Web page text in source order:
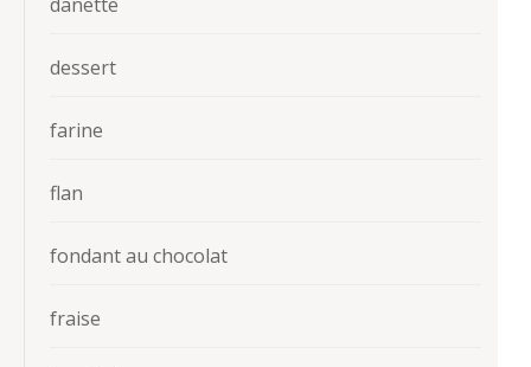
dessert
farine
flan
fondant au chocolat
fraise